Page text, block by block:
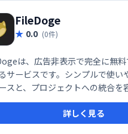
FileDoge
0.0 (0件)
は、広告非表示で完全に無
サービスです。シンプルで使い
スと、プロジェクトへの統合を
供しています。手軽にファイルを
連携によるシステム構築を検討
です。
詳しく見る